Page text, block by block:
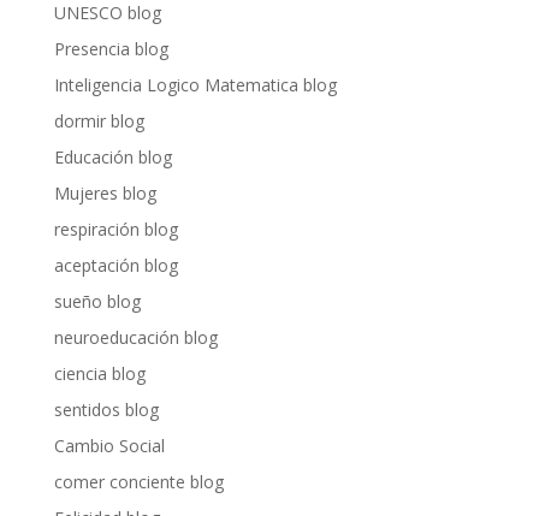
UNESCO blog
Presencia blog
Inteligencia Logico Matematica blog
dormir blog
Educación blog
Mujeres blog
respiración blog
aceptación blog
sueño blog
neuroeducación blog
ciencia blog
sentidos blog
Cambio Social
comer conciente blog